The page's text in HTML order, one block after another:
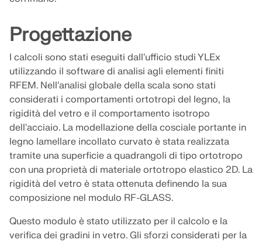
RWIND 3
Software CFD per la galleria del vento digitale
Per maggiori informazioni
API Dlubal
La vostra porta verso la modellazione parametrica e
l'automazione
Scopri l'API
RICEVI ASSISTENZA
OTTIENI LICENZA GRATUITA
SCOPRI LE POSIZIONI APERTE
Progettazione
I calcoli sono stati eseguiti dall'ufficio studi YLEx
utilizzando il software di analisi agli elementi finiti
RFEM. Nell'analisi globale della scala sono stati
considerati i comportamenti ortotropi del legno, la
rigidità del vetro e il comportamento isotropo
dell'acciaio. La modellazione della cosciale portante in
legno lamellare incollato curvato è stata realizzata
tramite una superficie a quadrangoli di tipo ortotropo
con una proprietà di materiale ortotropo elastico 2D. La
rigidità del vetro è stata ottenuta definendo la sua
composizione nel modulo RF-GLASS.
Questo modulo è stato utilizzato per il calcolo e la
verifica dei gradini in vetro. Gli sforzi considerati per la